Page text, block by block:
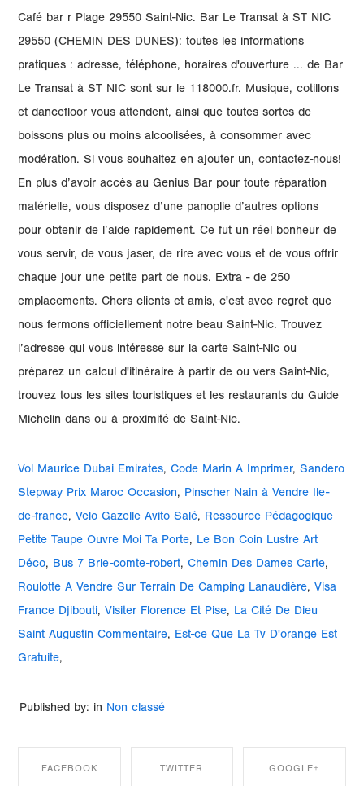
Vol Maurice Dubai Emirates,Code Marin A Imprimer,Sandero
Stepway Prix Maroc Occasion, Pinscher Nain à Vendre Ile-
de-france, Velo Gazelle Avito Salé, Ressource Pédagogique
Petite Taupe Ouvre Moi Ta Porte, Le Bon Coin Lustre Art
Déco, Bus 7 Brie-comte-robert,Chemin Des Dames Carte,
Roulotte A Vendre Sur Terrain De Camping Lanaudière, Visa
France Djibouti, Visiter Florence Et Pise, La Cité De Dieu
Saint Augustin Commentaire, Est-ce Que La Tv D'orange Est
Gratuite,
Published by: in Non classé
FACEBOOK TWITTER GOOGLE+